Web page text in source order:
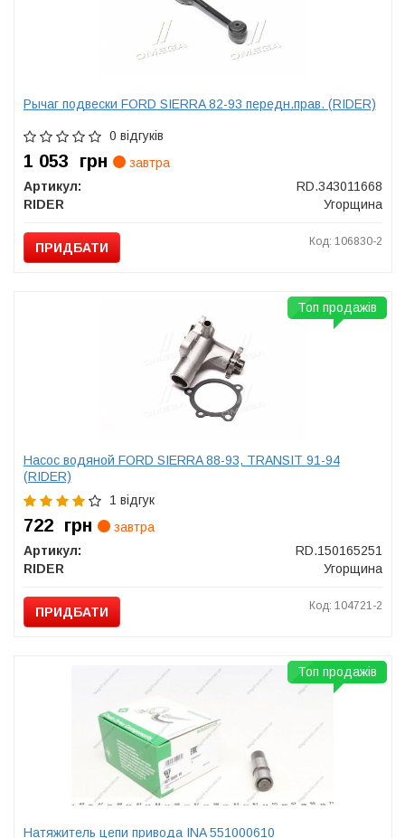
Рычаг подвески FORD SIERRA 82-93 передн.прав. (RIDER)
0 відгуків
1 053 грн
завтра
Артикул:
RD.343011668
RIDER
Угорщина
ПРИДБАТИ Код: 106830-2
Насос водяной FORD SIERRA 88-93, TRANSIT 91-94
(RIDER)
1 відгук
722 грн
завтра
Артикул:
RD.150165251
RIDER
Угорщина
ПРИДБАТИ Код: 104721-2
Топ продажів
Натяжитель цепи привода INA 551000610
Топ продажів